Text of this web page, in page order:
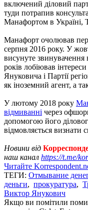
включений діловий
туди потрапив
Манафортом в Україні,
Манафорт очолював
серпня 2016 року. У
висунуте
років лобіював
Януковича і Партії
як іноземний агент, а
У лютому 2018 року
відмиванні через
допомогою його
відмовляється визнати
Новини від
наш канал https://t.me/
Читайте
ТЕГИ: Отмывание денег
деньги, прокуратура,
Виктор Янукович
Якщо ви помітили